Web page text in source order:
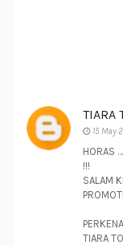
TIARA
15 May
HORAS
!!!
SALAM
TIARA